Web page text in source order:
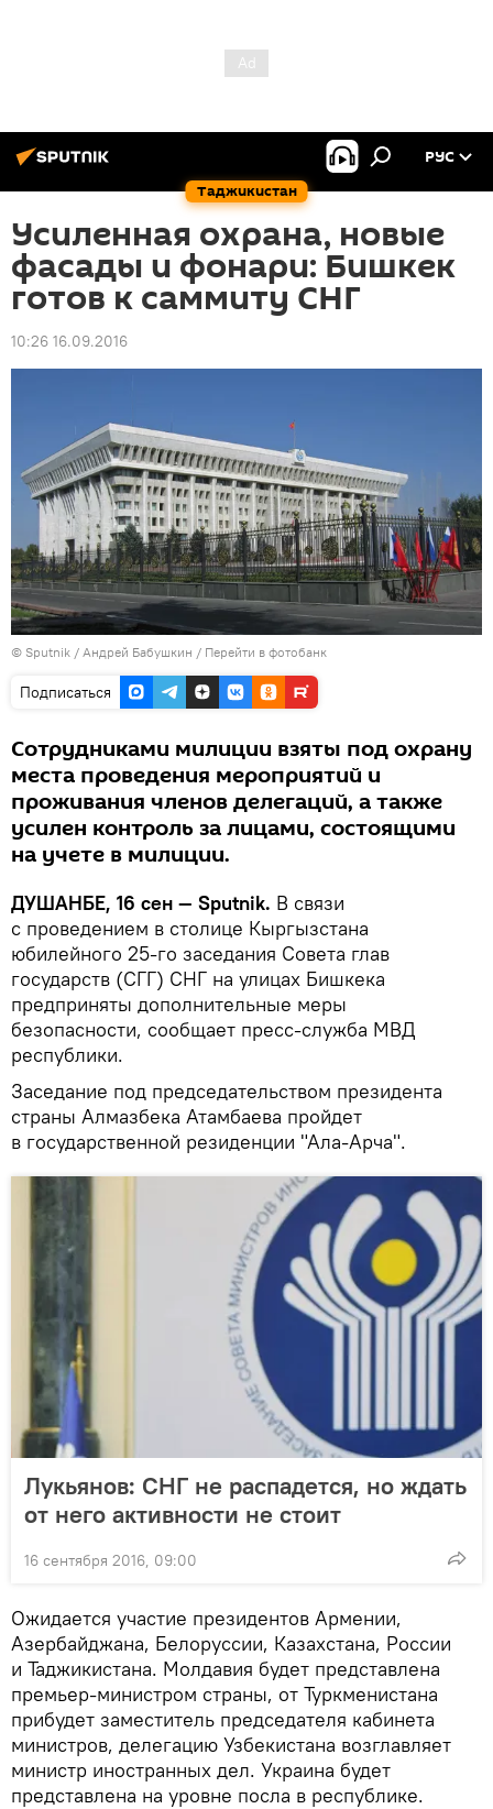
Таджикистан
РУС
Усиленная охрана, новые
фасады и фонари: Бишкек
готов к саммиту СНГ
10:26 16.09.2016
© Sputnik / Андрей Бабушкин / Перейти в фотобанк
Подписаться
Сотрудниками милиции взяты под охрану
места проведения мероприятий и
проживания членов делегаций, а также
усилен контроль за лицами, состоящими
на учете в милиции.
ДУШАНБЕ, 16 сен — Sputnik. В связи
с проведением в столице Кыргызстана
юбилейного 25-го заседания Совета глав
государств (СГГ) СНГ на улицах Бишкека
предприняты дополнительные меры
безопасности, сообщает пресс-служба МВД
республики.
Заседание под председательством президента
страны Алмазбека Атамбаева пройдет
в государственной резиденции "Ала-Арча".
Лукьянов: СНГ не распадется, но ждать
от него активности не стоит
16 сентября 2016, 09:00
Ожидается участие президентов Армении,
Азербайджана, Белоруссии, Казахстана, России
и Таджикистана. Молдавия будет представлена
премьер-министром страны, от Туркменистана
прибудет заместитель председателя кабинета
министров, делегацию Узбекистана возглавляет
министр иностранных дел. Украина будет
представлена на уровне посла в республике.